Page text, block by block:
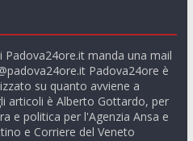
manda una mail
Padova24ore è
su quanto avviene a
articoli è Alberto Gottardo, per
e politica per l'Agenzia Ansa e
e Corriere del Veneto